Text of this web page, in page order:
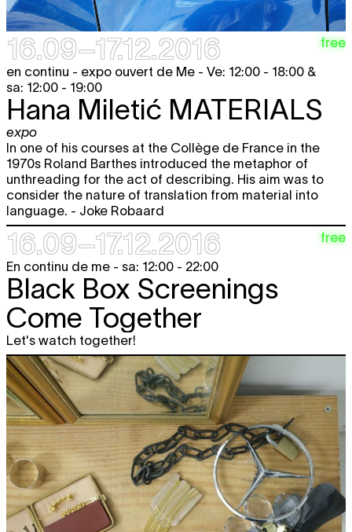
16.09–17.12.2016
en continu - expo ouvert de Me - Ve: 12:00 - 18:00 &
sa: 12:00 - 19:00
free
Hana Miletić MATERIALS
expo
In one of his courses at the Collège de France in the
1970s Roland Barthes introduced the metaphor of
unthreading for the act of describing. His aim was to
consider the nature of translation from material into
language. - Joke Robaard
16.09–17.12.2016
En continu de me - sa: 12:00 - 22:00
free
Black Box Screenings
Come Together
Let's watch together!